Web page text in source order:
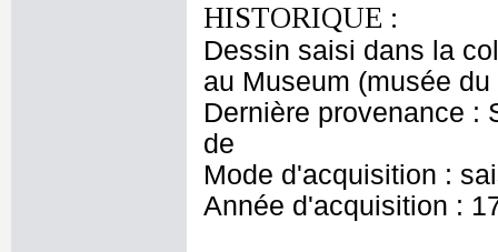
HISTORIQUE :
Dessin saisi dans la
au Museum (musée
Dernière provenance :
de
Mode d'acquisition :
Année d'acquisition :